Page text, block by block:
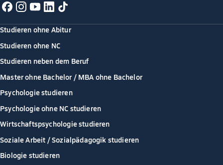
Studieren ohne Abitur
Studieren ohne NC
Studieren neben dem Beruf
Master ohne Bachelor / MBA ohne Bachelor
Psychologie studieren
Psychologie ohne NC studieren
Wirtschaftspsychologie studieren
Soziale Arbeit / Sozialpädagogik studieren
Biologie studieren